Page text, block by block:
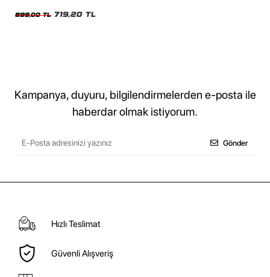
899,00 TL 719,20 TL
Kampanya, duyuru, bilgilendirmelerden e-posta ile
haberdar olmak istiyorum.
Gönder
Hızlı Teslimat
Güvenli Alışveriş